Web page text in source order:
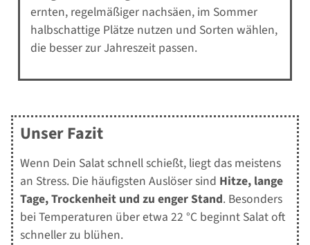
ernten, regelmäßiger nachsäen, im Sommer
halbschattige Plätze nutzen und Sorten wählen,
die besser zur Jahreszeit passen.
Unser Fazit
Wenn Dein Salat schnell schießt, liegt das meistens
an Stress. Die häufigsten Auslöser sind Hitze, lange
Tage, Trockenheit und zu enger Stand. Besonders
bei Temperaturen über etwa 22 °C beginnt Salat oft
schneller zu blühen.